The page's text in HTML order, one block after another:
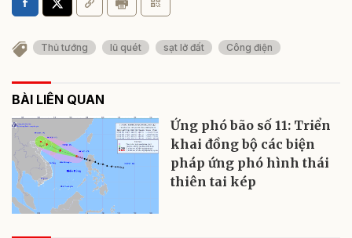
Thủ tướng lũ quét sạt lở đất Công điện
BÀI LIÊN QUAN
Ứng phó bão số 11: Triển
khai đồng bộ các biện
pháp ứng phó hình thái
thiên tai kép